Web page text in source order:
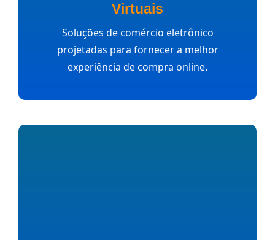
Virtuais
Soluções de comércio eletrônico
projetadas para fornecer a melhor
experiência de compra online.